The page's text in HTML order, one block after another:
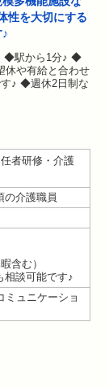
性を大切にする
◆駅から1分♪ ◆
や有給と合わせ
♪ ◆週休2日制な
者研修・介護
の介護職員
含む）
談可能です♪
ミュニケーショ